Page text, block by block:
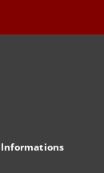
Informations